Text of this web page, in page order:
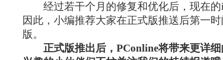
经过若干个月的修复和优化后，现在的
因此，小编推荐大家在正式版推送后第一
版。
正式版推出后，PConline将带来更详细